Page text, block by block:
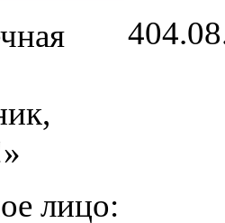
лицо:
4